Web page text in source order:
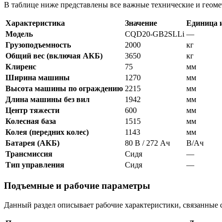
В таблице ниже представлены все важные технические и
Характеристика Значение
Единица
Модель
CQD20-GB2SLLi —
Грузоподъемность
2000
кг
Общий вес (включая АКБ)
3650
кг
Клиренс
75
мм
Ширина машины
1270
мм
Высота машины по ограждению 2215
мм
Длина машины без вил
1942
мм
Центр тяжести
600
мм
Колесная база
1515
мм
Колея (передних колес)
1143
мм
Батарея (АКБ)
80 В / 272 Ач
В/Ач
Трансмиссия
Сидя
—
Тип управления
Сидя —
Подъемные и рабочие параметры
Данный раздел описывает рабочие характеристики,